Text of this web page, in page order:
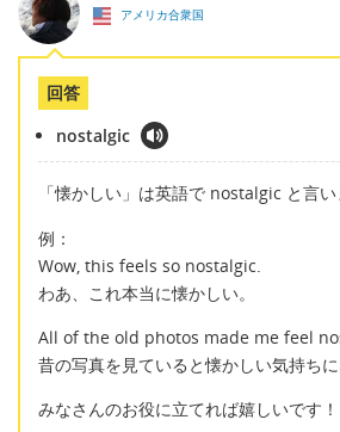
アメリカ合衆国
回答
nostalgic
「懐かしい」は英語で nostalgic と言い
例：
Wow, this feels so nostalgic.
わあ、これ本当に懐かしい。
All of the old photos made me feel
昔の写真を見ていると懐かしい気持ちに
みなさんのお役に立てれば嬉しいです！